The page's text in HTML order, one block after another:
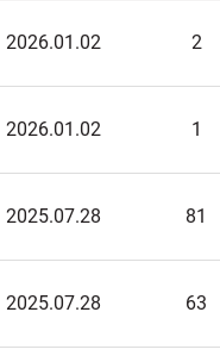
2026.01.02 2
2026.01.02 1
2025.07.28 81
2025.07.28 63